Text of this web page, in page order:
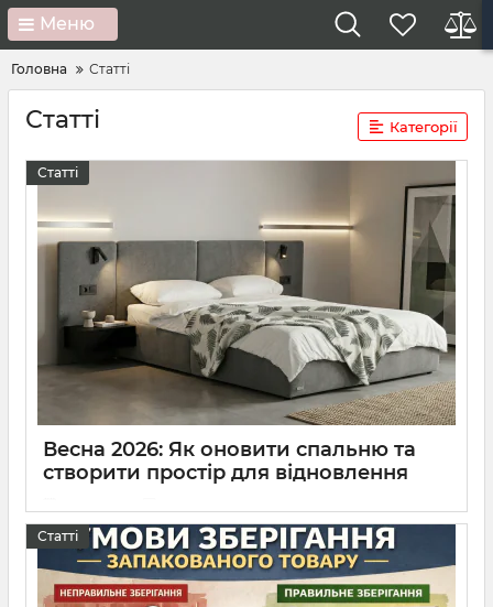
Меню
Головна Статті
Статті Категорії
Статті
Весна 2026: Як оновити спальню та
створити простір для відновлення
Статті